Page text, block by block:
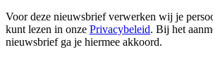
Voor deze nieuwsbrief verwerken wij je
kunt lezen in onze Privacybeleid. Bij het
nieuwsbrief ga je hiermee akkoord.